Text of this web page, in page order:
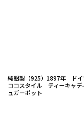
純銀製（925）1897年 ド
ココスタイル ティーキャデ
ュガーポット